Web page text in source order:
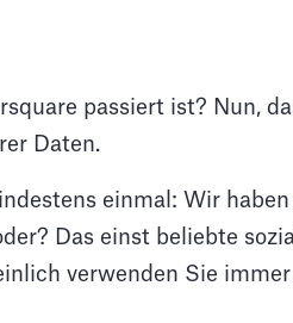
passiert ist? Nun,
Daten.
einmal: Wir
Das einst beliebte
verwenden Sie